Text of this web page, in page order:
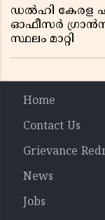
ഡൽഹി കേരള
ഓഫീസർ
സ്ഥലം മാറ്റി
Home
Contact Us
Grievance
News
Jobs